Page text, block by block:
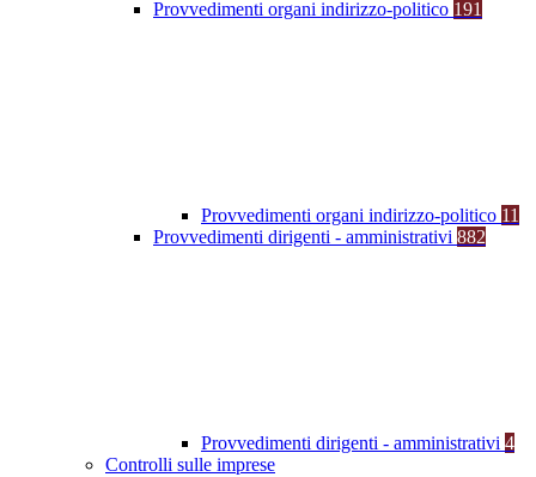
Provvedimenti organi indirizzo-politico 191
Provvedimenti organi indirizzo-politico 11
Provvedimenti dirigenti - amministrativi 882
Provvedimenti dirigenti - amministrativi 4
Controlli sulle imprese